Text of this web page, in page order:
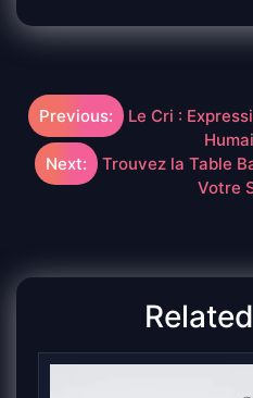
Navigation
de
Previous:
Le Cri :
Next:
Trouvez la Table
Votre